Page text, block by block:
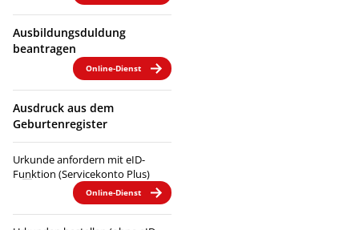
Ausbildungsduldung
beantragen
Online-Dienst
Ausdruck aus dem
Geburtenregister
Urkunde anfordern mit eID-
Funktion (Servicekonto Plus)
Online-Dienst